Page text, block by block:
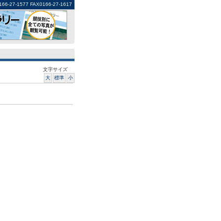
27-1577 FAX0166-27-1617
文字サイズ
大
標準 小